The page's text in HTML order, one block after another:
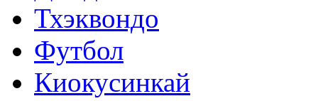
Тхэквондо
Футбол
Киокусинкай